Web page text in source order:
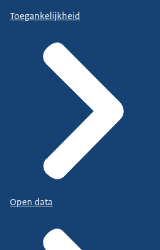
Toegankelijkheid
Open data